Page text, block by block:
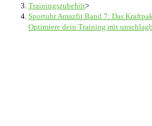
Trainingszubehör>
Sportuhr Amazfit Band 7: Das
Optimiere dein Training mit